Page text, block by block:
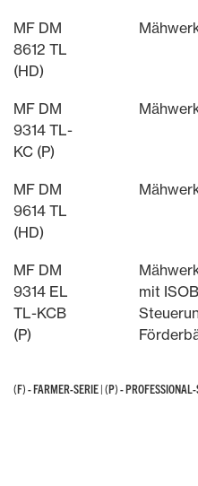
mit
(F) - FARMER-SERIE | (P) -
MF DM
8612 TL
(HD)
MF DM
9314 TL-
KC (P)
MF DM
9614 TL
(HD)
MF DM
9314 EL
TL-KCB
(P)
(F) - FARMER-SERIE | (P) -